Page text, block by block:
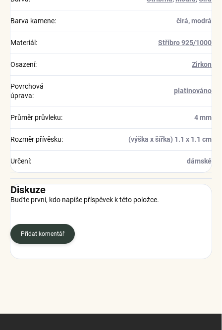
Barva kamene: čirá, modrá
Materiál : Stříbro 925/1000
Osazení: Zirkon
Povrchová
úprava:
platinováno
Průměr průvleku: 4 mm
Rozměr přívěsku: (výška x šířka) 1.1 x 1.1 cm
Určení: dámské
Diskuze
Buďte první, kdo napíše příspěvek k této položce.
Přidat komentář